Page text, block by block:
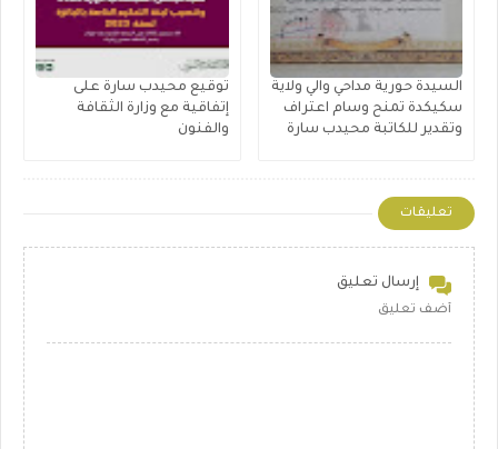
السيدة حورية مداحي والي ولاية
سكيكدة تمنح وسام اعتراف
وتقدير للكاتبة محيدب سارة
توقيع محيدب سارة على
إتفاقية مع وزارة الثقافة
والفنون
تعليقات
إرسال تعليق
أضف تعليق